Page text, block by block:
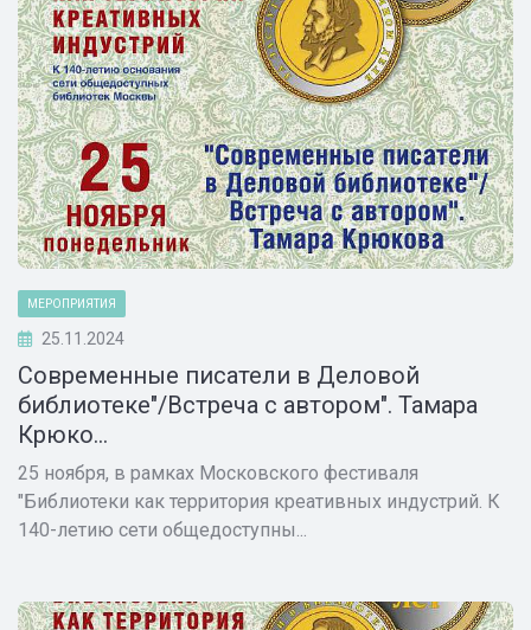
МЕРОПРИЯТИЯ
25.11.2024
Современные писатели в Деловой
библиотеке"/Встреча с автором". Тамара
Крюко...
25 ноября, в рамках Московского фестиваля
"Библиотеки как территория креативных индустрий. К
140-летию сети общедоступны...